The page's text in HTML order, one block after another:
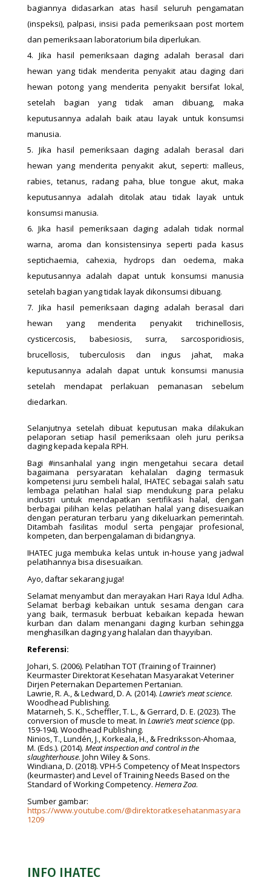
bagiannya didasarkan atas hasil seluruh pengamatan
(inspeksi), palpasi, insisi pada pemeriksaan post mortem
dan pemeriksaan laboratorium bila diperlukan.
Jika hasil pemeriksaan daging adalah berasal dari
hewan yang tidak menderita penyakit atau daging dari
hewan potong yang menderita penyakit bersifat lokal,
setelah bagian yang tidak aman dibuang, maka
keputusannya adalah baik atau layak untuk konsumsi
manusia.
Jika hasil pemeriksaan daging adalah berasal dari
hewan yang menderita penyakit akut, seperti: malleus,
rabies, tetanus, radang paha, blue tongue akut, maka
keputusannya adalah ditolak atau tidak layak untuk
konsumsi manusia.
Jika hasil pemeriksaan daging adalah tidak normal
warna, aroma dan konsistensinya seperti pada kasus
septichaemia, cahexia, hydrops dan oedema, maka
keputusannya adalah dapat untuk konsumsi manusia
setelah bagian yang tidak layak dikonsumsi dibuang.
Jika hasil pemeriksaan daging adalah berasal dari
hewan yang menderita penyakit trichinellosis,
cysticercosis, babesiosis, surra, sarcosporidiosis,
brucellosis, tuberculosis dan ingus jahat, maka
keputusannya adalah dapat untuk konsumsi manusia
setelah mendapat perlakuan pemanasan sebelum
diedarkan.
Selanjutnya setelah dibuat keputusan maka dilakukan
pelaporan setiap hasil pemeriksaan oleh juru periksa
daging kepada kepala RPH.
Bagi #insanhalal yang ingin mengetahui secara detail
bagaimana persyaratan kehalalan daging termasuk
kompetensi juru sembeli halal, IHATEC sebagai salah satu
lembaga pelatihan halal siap mendukung para pelaku
industri untuk mendapatkan sertifikasi halal, dengan
berbagai pilihan kelas pelatihan halal yang disesuaikan
dengan peraturan terbaru yang dikeluarkan pemerintah.
Ditambah fasilitas modul serta pengajar profesional,
kompeten, dan berpengalaman di bidangnya.
IHATEC juga membuka kelas untuk in-house yang jadwal
pelatihannya bisa disesuaikan.
Ayo, daftar sekarang juga!
Selamat menyambut dan merayakan Hari Raya Idul Adha.
Selamat berbagi kebaikan untuk sesama dengan cara
yang baik, termasuk berbuat kebaikan kepada hewan
kurban dan dalam menangani daging kurban sehingga
menghasilkan daging yang halalan dan thayyiban.
Referensi:
Johari, S. (2006). Pelatihan TOT (Training of Trainner)
Keurmaster Direktorat Kesehatan Masyarakat Veteriner
Dirjen Peternakan Departemen Pertanian.
Lawrie, R. A., & Ledward, D. A. (2014). Lawrie’s meat science.
Woodhead Publishing.
Matarneh, S. K., Scheffler, T. L., & Gerrard, D. E. (2023). The
conversion of muscle to meat. In Lawrie’s meat science(pp.
159-194). Woodhead Publishing.
Ninios, T., Lundén, J., Korkeala, H., & Fredriksson-Ahomaa,
M. (Eds.). (2014). Meat inspection and control in the
slaughterhouse. John Wiley & Sons.
Windiana, D. (2018). VPH-5 Competency of Meat Inspectors
(keurmaster) and Level of Training Needs Based on the
Standard of Working Competency. Hemera Zoa.
Sumber gambar:
https://www.youtube.com/@direktoratkesehatanmasyara
1209
INFO IHATEC